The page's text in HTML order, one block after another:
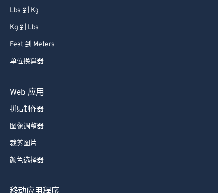
Lbs 到 Kg
Kg 到 Lbs
Feet 到 Meters
单位换算器
Web 应用
拼贴制作器
图像调整器
裁剪图片
颜色选择器